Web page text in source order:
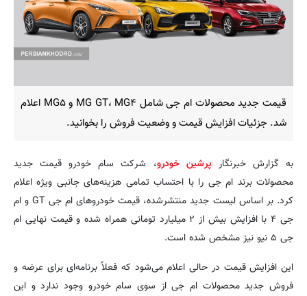
قیمت جدید محصولات ام جی شامل MG GT، MG۴ و MG۵ اعلام
شد. جزئیات افزایش قیمت و وضعیت فروش را بخوانید.
به گزارش خبرنگار پرشین خودرو، شرکت سام خودرو قیمت جدید
محصولات برند ام جی را با احتساب تمامی هزینه‌های جانبی ویژه اعلام
کرد. بر اساس لیست جدید منتشرشده، قیمت خودروهای ام جی GT و ام
جی ۴ با افزایش بیش از ۲ میلیارد تومانی همراه شده و قیمت نهایی ام
جی ۵ نیو نیز مشخص شده است.
این افزایش قیمت در حالی اعلام می‌شود که فعلاً برنامه‌ای برای عرضه و
فروش جدید محصولات ام جی از سوی سام خودرو وجود ندارد و این